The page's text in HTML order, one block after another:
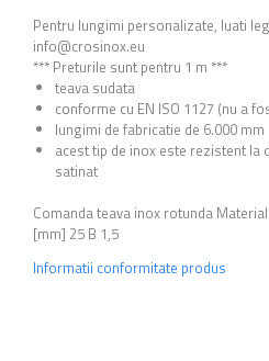
Pentru lungimi personalizate, luati
info@crosinox.eu
*** Preturile sunt pentru 1 m ***
teava sudata
conforme cu EN ISO 1127 (nu a
lungimi de fabricatie de 6.000 mm
acest tip de inox este rezistent la
satinat
Comanda teava inox rotunda
[mm] 25 B 1,5
Informatii conformitate produs